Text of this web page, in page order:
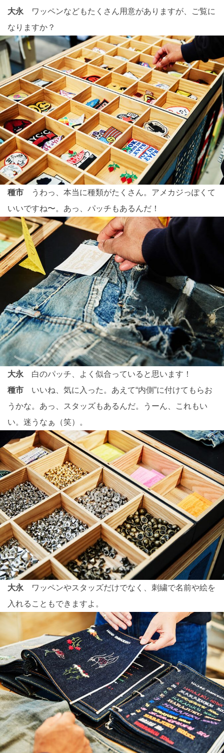
大永 ワッペンなどもたくさん用意がありますが、ご覧に
なりますか？
種市 うわっ、本当に種類がたくさん。アメカジっぽくて
いいですね〜。あっ、パッチもあるんだ！
大永 白のパッチ、よく似合っていると思います！
種市 いいね、気に入った。あえて“内側”に付けてもらお
うかな。あっ、スタッズもあるんだ。うーん、これもい
い。迷うなぁ（笑）。
大永 ワッペンやスタッズだけでなく、刺繍で名前や絵を
入れることもできますよ。